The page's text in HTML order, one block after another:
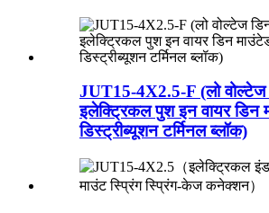
JUT15-4X2.5-F (लो वोल्टेज
इलेक्ट्रिकल पुश इन वायर डिन
डिस्ट्रीब्यूशन टर्मिनल ब्लॉक)